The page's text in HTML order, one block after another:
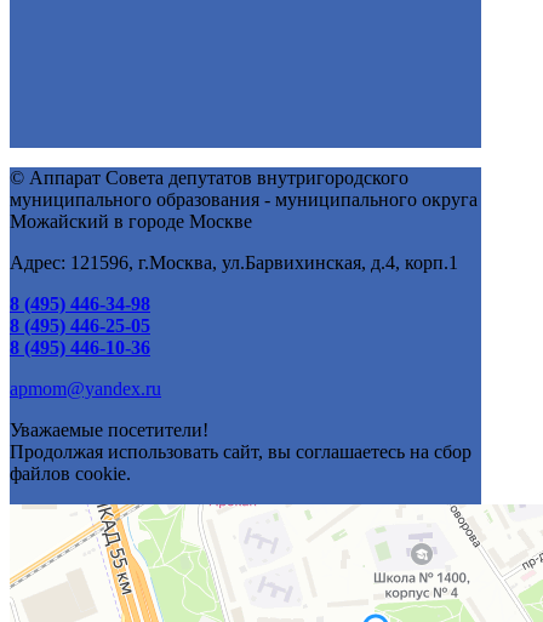
© Аппарат Совета депутатов внутригородского
муниципального образования - муниципального округа
Можайский в городе Москве
Адрес: 121596, г.Москва, ул.Барвихинская, д.4, корп.1
8 (495) 446-34-98
8 (495) 446-25-05
8 (495) 446-10-36
apmom@yandex.ru
Уважаемые посетители!
Продолжая использовать сайт, вы соглашаетесь на сбор
файлов cookie.